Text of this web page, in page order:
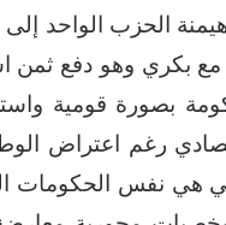
هيمنة الحزب الواحد
بكري وهو دفع ثمن
بصورة قومية
رغم اعتراض
هي نفس الحكومات